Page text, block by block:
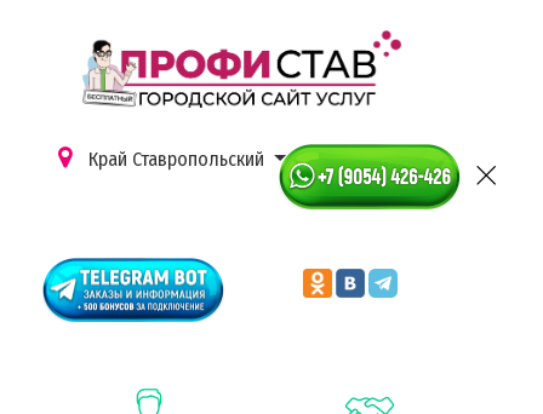
Край Ставропольский